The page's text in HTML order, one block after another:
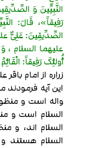
النَّبِیِّینَ وَ
رَفِیقاً»، قَالَ:
الصِّدِّیقِینَ: عَلِیٌّ
علیهما السلام ،
أُولئِکَ رَفِیقاً:
زراره از امام
این آیه فرمودند
واله است و
السلام است و
السلام اند، و
السلام هستند